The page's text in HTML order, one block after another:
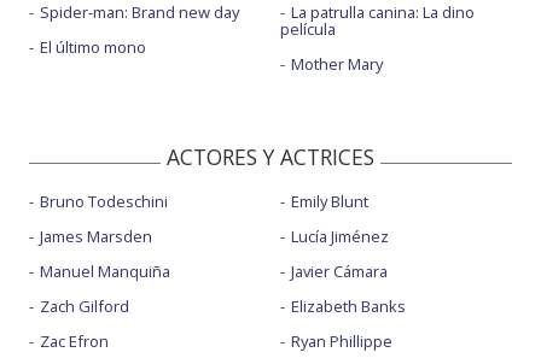
Spider-man: Brand new day
El último mono
La patrulla canina: La dino
película
Mother Mary
ACTORES Y ACTRICES
Bruno Todeschini
James Marsden
Manuel Manquiña
Zach Gilford
Zac Efron
Emily Blunt
Lucía Jiménez
Javier Cámara
Elizabeth Banks
Ryan Phillippe